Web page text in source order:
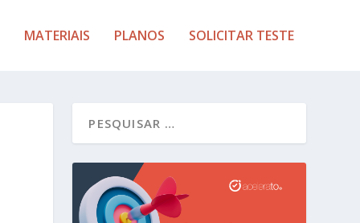
MATERIAIS PLANOS SOLICITAR TESTE